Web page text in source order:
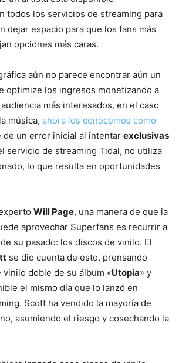
todos los servicios de streaming para
dejar espacio para que los fans más
opciones más caras.
aún no parece encontrar aún un
optimize los ingresos monetizando a
más interesados, en el caso
música, ahora los conocemos como
de un error inicial al intentar exclusivas
servicio de streaming Tidal, no utiliza
lo que resulta en oportunidades
Will Page, una manera de que la
aprovechar Superfans es recurrir a
su pasado: los discos de vinilo. El
se dio cuenta de esto, prensando
doble de su álbum «Utopia» y
el mismo día que lo lanzó en
Scott ha vendido la mayoría de
asumiendo el riesgo y cosechando la